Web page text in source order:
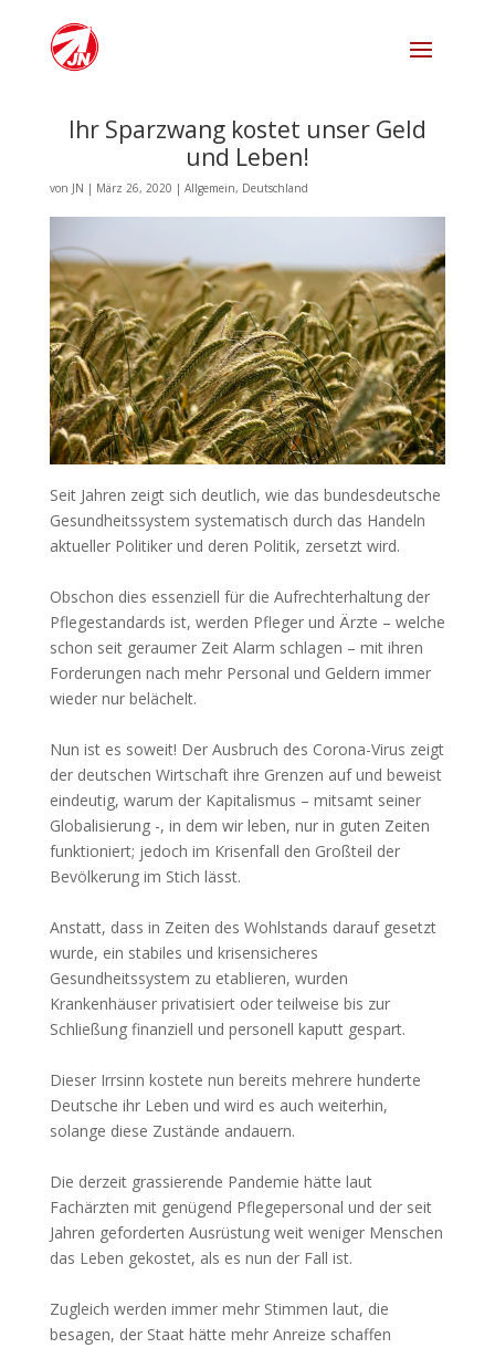
Ihr Sparzwang kostet unser Geld
und Leben!
von JN | März 26, 2020 | Allgemein, Deutschland
Seit Jahren zeigt sich deutlich, wie das bundesdeutsche
Gesundheitssystem systematisch durch das Handeln
aktueller Politiker und deren Politik, zersetzt wird.
Obschon dies essenziell für die Aufrechterhaltung der
Pflegestandards ist, werden Pfleger und Ärzte – welche
schon seit geraumer Zeit Alarm schlagen – mit ihren
Forderungen nach mehr Personal und Geldern immer
wieder nur belächelt.
Nun ist es soweit! Der Ausbruch des Corona-Virus zeigt
der deutschen Wirtschaft ihre Grenzen auf und beweist
eindeutig, warum der Kapitalismus – mitsamt seiner
Globalisierung -, in dem wir leben, nur in guten Zeiten
funktioniert; jedoch im Krisenfall den Großteil der
Bevölkerung im Stich lässt.
Anstatt, dass in Zeiten des Wohlstands darauf gesetzt
wurde, ein stabiles und krisensicheres
Gesundheitssystem zu etablieren, wurden
Krankenhäuser privatisiert oder teilweise bis zur
Schließung finanziell und personell kaputt gespart.
Dieser Irrsinn kostete nun bereits mehrere hunderte
Deutsche ihr Leben und wird es auch weiterhin,
solange diese Zustände andauern.
Die derzeit grassierende Pandemie hätte laut
Fachärzten mit genügend Pflegepersonal und der seit
Jahren geforderten Ausrüstung weit weniger Menschen
das Leben gekostet, als es nun der Fall ist.
Zugleich werden immer mehr Stimmen laut, die
besagen, der Staat hätte mehr Anreize schaffen